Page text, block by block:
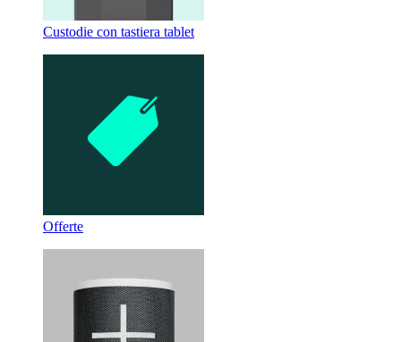
Custodie con tastiera tablet
Offerte